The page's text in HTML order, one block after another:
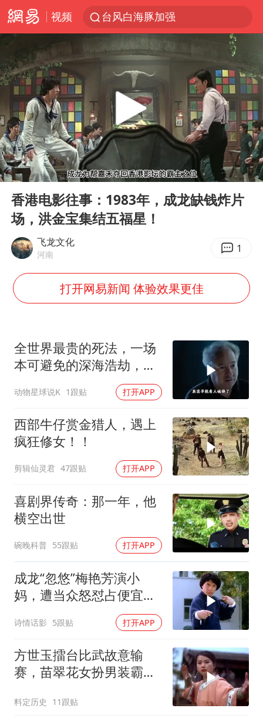
视频
台风白海豚加强
日本试射“战斧”导弹，国防部回应
刘国正说向鹏打得很窝囊
四川宜宾市高县4.9级地震致1人死亡
向鹏0-3不敌张本智和
“新疆阿勒泰八月能滑雪”不实
我国外贸延续良好增长态势
山东一元代青花杯离奇失踪
陈幸同晋级WTT横滨冠军赛8强
宇树科技中一签需缴款7.54万元
今日立秋你咬秋了吗
夯实基础开新局
Play
00:00 08:48
香港电影往事：1983年，成龙缺钱炸片
场，洪金宝集结五福星！
飞龙文化
河南 1
打开网易新闻 体验效果更佳
全世界最贵的死法，一场
本可避免的深海浩劫，
180万一张深海船票，载
着5名追梦人奔赴3800米
深海
动物星球说K 1跟贴 打开APP
西部牛仔赏金猎人，遇上
疯狂修女！！
剪辑仙灵君 47跟贴 打开APP
喜剧界传奇：那一年，他
横空出世
碗晚科普 55跟贴 打开APP
成龙“忽悠”梅艳芳演小
妈，遭当众怒怼占便宜：
醉拳对战夺命连环腿
诗情话影 5跟贴 打开APP
方世玉擂台比武故意输
赛，苗翠花女扮男装霸气
料定历史 11跟贴